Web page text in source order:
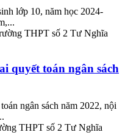
lớp 10, năm học 2024-
THPT số 2 Tư Nghĩa
quyết toán ngân sách
ngân sách năm 2022, nội
THPT số 2 Tư Nghĩa